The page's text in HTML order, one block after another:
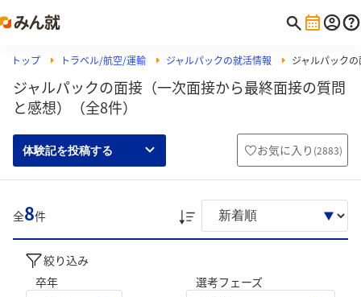
トップ トラベル/航空/運輸 ジャルパックの就活情報 ジャルパック
ジャルパックの面接（一次面接から最終面接の質問
と感想）（全8件）
体験記を投稿する お気に入り (2883)
全8件
絞り込み
卒年
選考フェーズ